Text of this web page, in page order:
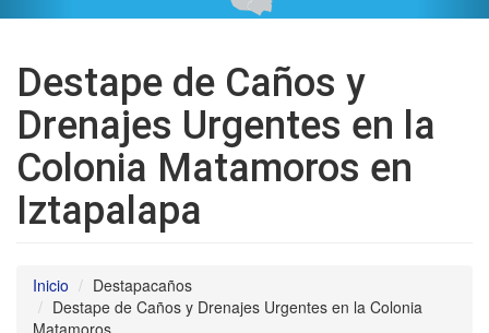
Destape de Caños y
Drenajes Urgentes en la
Colonia Matamoros en
Iztapalapa
Inicio
Destapacaños
Destape de Caños y Drenajes Urgentes en la Colonia
Matamoros